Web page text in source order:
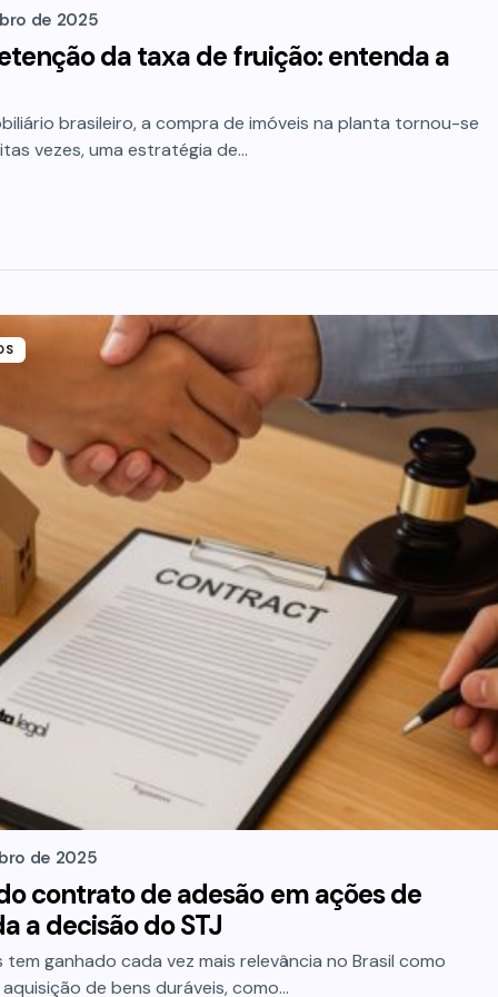
de 2025
da taxa de fruição: entenda a
brasileiro, a compra de imóveis na planta tornou-se
vezes, uma estratégia de…
de 2025
contrato de adesão em ações de
a decisão do STJ
ganhado cada vez mais relevância no Brasil como
de bens duráveis, como…